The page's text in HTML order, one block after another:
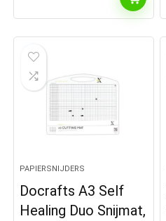
PAPIERSNIJDERS
Docrafts A3 Self
Healing Duo Snijmat,